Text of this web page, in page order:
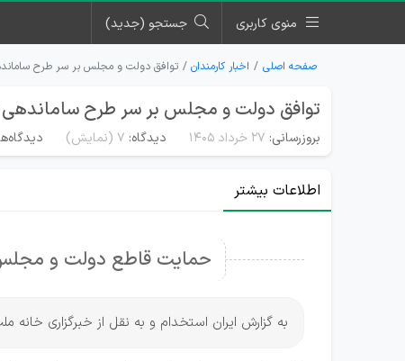
منوی کاربری جستجو (جدید)
صفحه اصلی اخبار کارمندان توافق دولت و مجلس بر سر طرح
توافق دولت و مجلس بر سر طرح ساماندهی
بروزرسانی: ۲۷ خرداد ۱۴۰۵ دیدگاه: 7 (نمایش)
اطلاعات بیشتر
حمایت قاطع دولت و
به گزارش ایران استخدام و به نقل از خبرگزاری